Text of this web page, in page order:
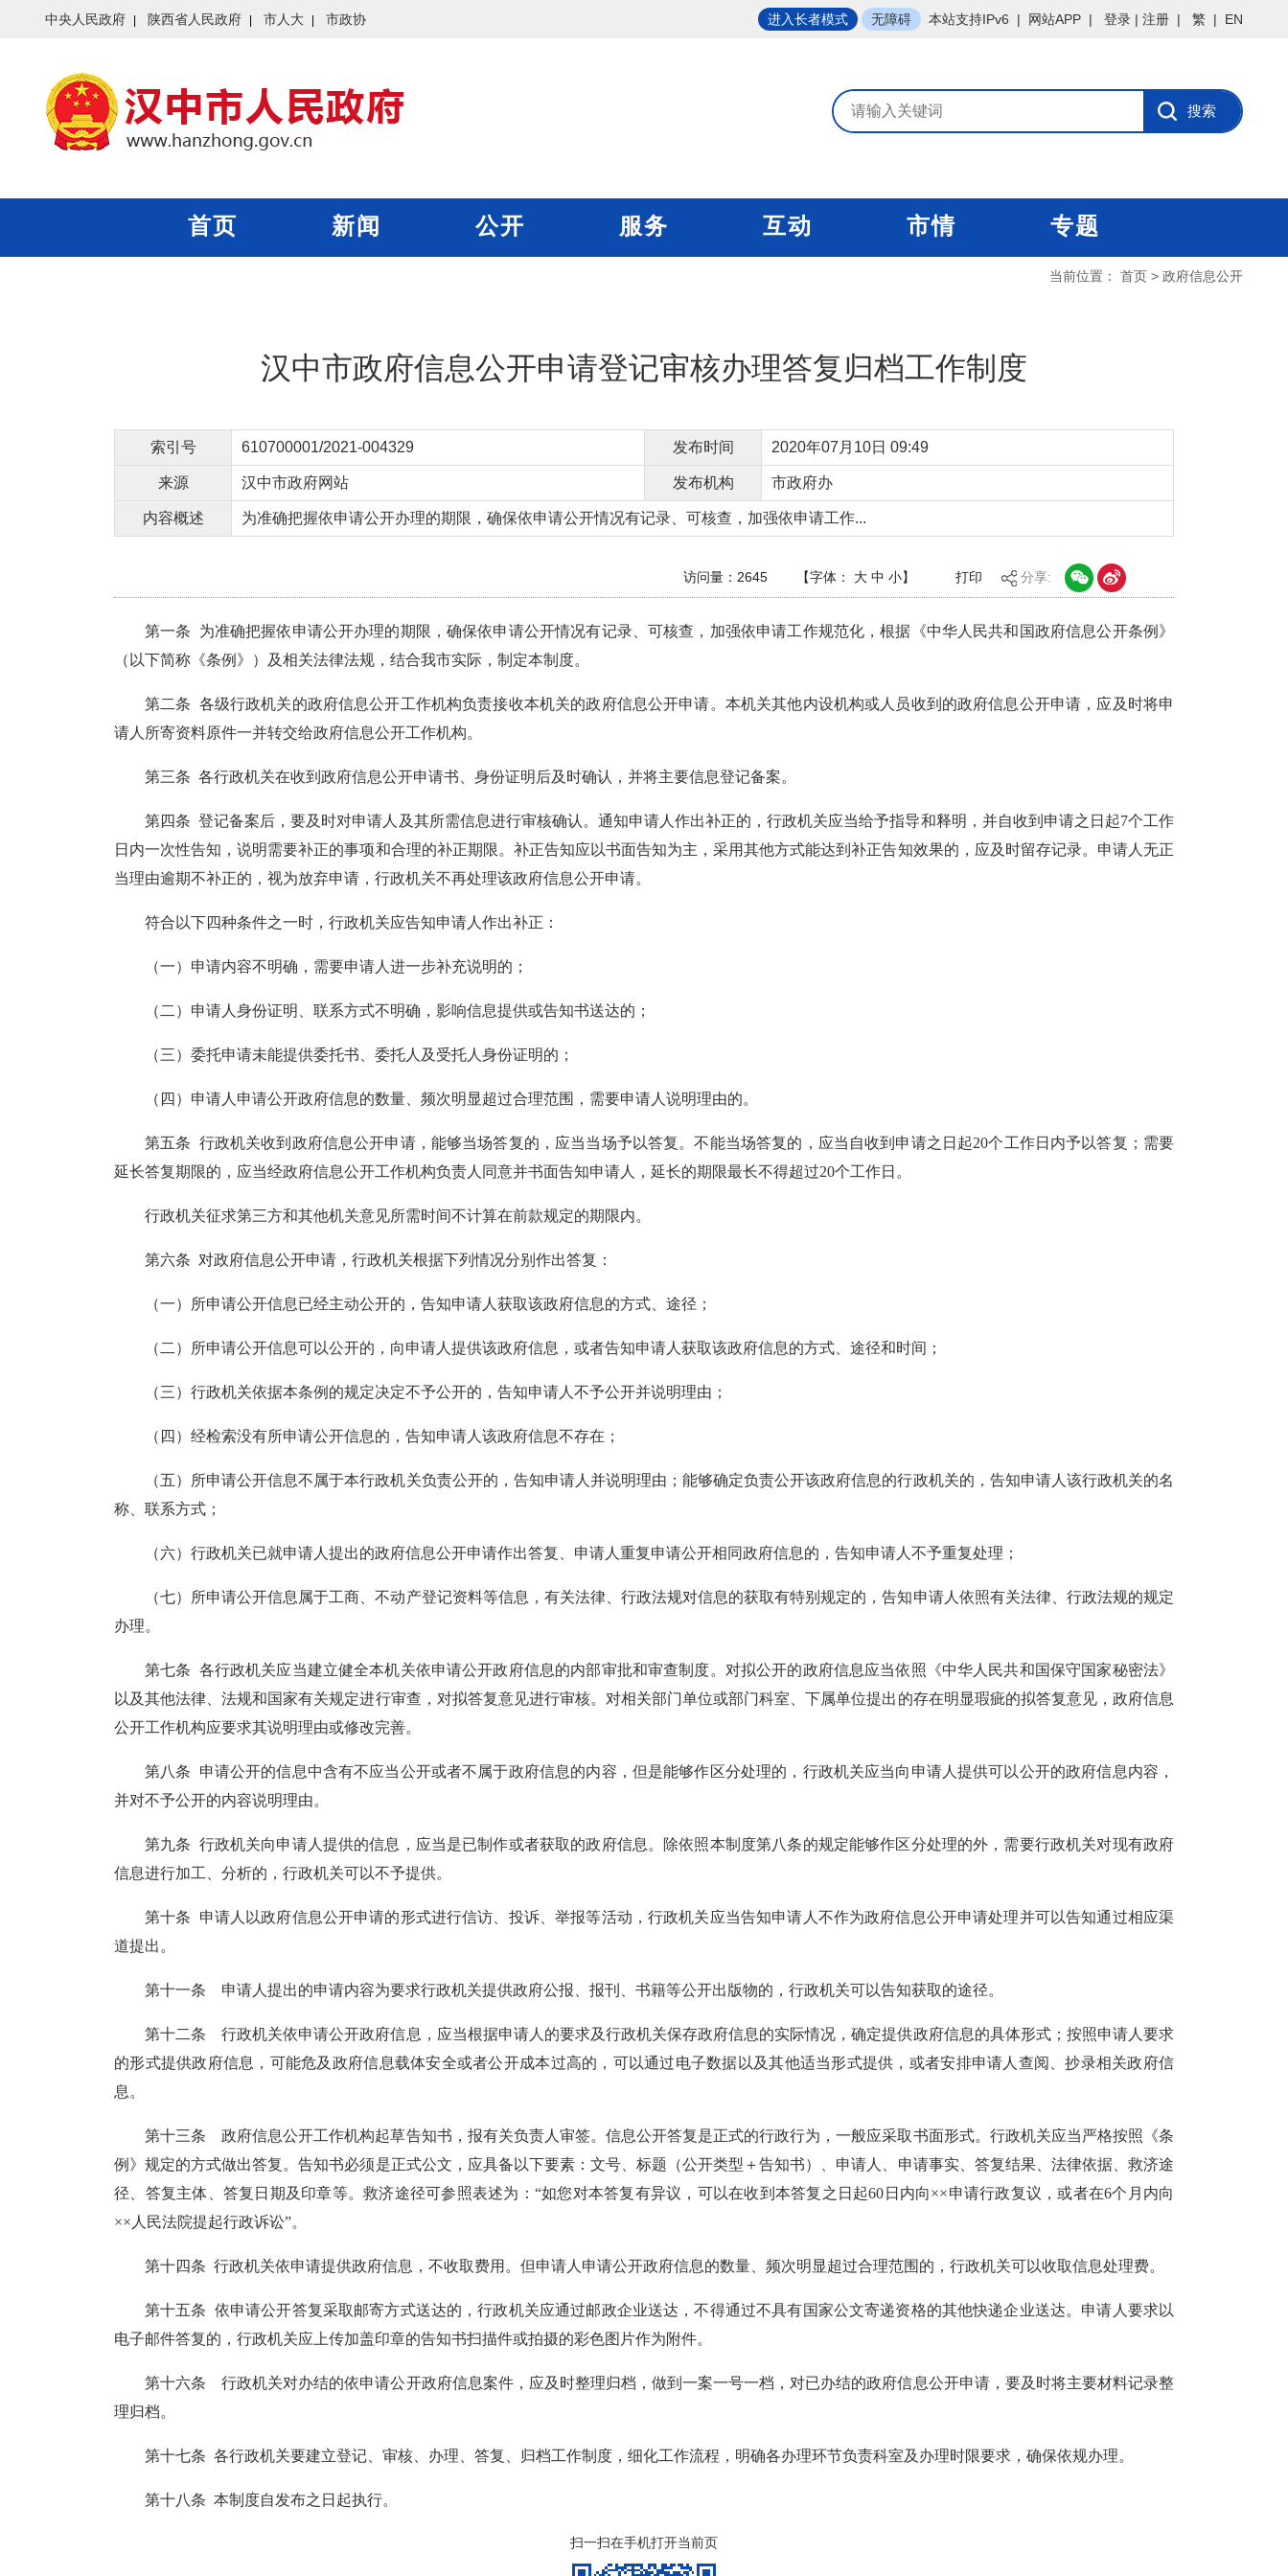
中央人民政府 陕西省人民政府 市人大 市政协 进入长者模式 无障碍 本站支持IPv6 | 网站APP | 登录 | 注册 | 繁 | EN
首页 新闻 公开 服务 互动 市情 专题
当前位置： 首页 > 政府信息公开
汉中市政府信息公开申请登记审核办理答复归档工作制度
索引号 610700001/2021-004329 发布时间 2020年07月10日 09:49
来源 汉中市政府网站 发布机构 市政府办
内容概述 为准确把握依申请公开办理的期限，确保依申请公开情况有记录、可核查，加强依申请工作...
访问量： 2645 【字体： 大 中 小】 打印 分享:
第一条
为准确把握依申请公开办理的期限，确保依申请公开情况有记录、可核查，加强依申请工作规范化，根据《中华人民共和国政府信息公开条例》
（以下简称《条例》）及相关法律法规，结合我市实际，制定本制度。
第二条 各级行政机关的政府信息公开工作机构负责接收本机关的政府信息公开申请。本机关其他内设机构或人员收到的政府信息公开申请，应及时将申
请人所寄资料原件一并转交给政府信息公开工作机构。
第三条 各行政机关在收到政府信息公开申请书、身份证明后及时确认，并将主要信息登记备案。
第四条 登记备案后，要及时对申请人及其所需信息进行审核确认。通知申请人作出补正的，行政机关应当给予指导和释明，并自收到申请之日起7个工作
日内一次性告知，说明需要补正的事项和合理的补正期限。补正告知应以书面告知为主，采用其他方式能达到补正告知效果的，应及时留存记录。申请人无正
当理由逾期不补正的，视为放弃申请，行政机关不再处理该政府信息公开申请。
符合以下四种条件之一时，行政机关应告知申请人作出补正：
（一）申请内容不明确，需要申请人进一步补充说明的；
（二）申请人身份证明、联系方式不明确，影响信息提供或告知书送达的；
（三）委托申请未能提供委托书、委托人及受托人身份证明的；
（四）申请人申请公开政府信息的数量、频次明显超过合理范围，需要申请人说明理由的。
第五条 行政机关收到政府信息公开申请，能够当场答复的，应当当场予以答复。不能当场答复的，应当自收到申请之日起20个工作日内予以答复；需要
延长答复期限的，应当经政府信息公开工作机构负责人同意并书面告知申请人，延长的期限最长不得超过20个工作日。
行政机关征求第三方和其他机关意见所需时间不计算在前款规定的期限内。
第六条 对政府信息公开申请，行政机关根据下列情况分别作出答复：
（一）所申请公开信息已经主动公开的，告知申请人获取该政府信息的方式、途径；
（二）所申请公开信息可以公开的，向申请人提供该政府信息，或者告知申请人获取该政府信息的方式、途径和时间；
（三）行政机关依据本条例的规定决定不予公开的，告知申请人不予公开并说明理由；
（四）经检索没有所申请公开信息的，告知申请人该政府信息不存在；
（五）所申请公开信息不属于本行政机关负责公开的，告知申请人并说明理由；能够确定负责公开该政府信息的行政机关的，告知申请人该行政机关的名
称、联系方式；
（六）行政机关已就申请人提出的政府信息公开申请作出答复、申请人重复申请公开相同政府信息的，告知申请人不予重复处理；
（七）所申请公开信息属于工商、不动产登记资料等信息，有关法律、行政法规对信息的获取有特别规定的，告知申请人依照有关法律、行政法规的规定
办理。
第七条 各行政机关应当建立健全本机关依申请公开政府信息的内部审批和审查制度。对拟公开的政府信息应当依照《中华人民共和国保守国家秘密法》
以及其他法律、法规和国家有关规定进行审查，对拟答复意见进行审核。对相关部门单位或部门科室、下属单位提出的存在明显瑕疵的拟答复意见，政府信息
公开工作机构应要求其说明理由或修改完善。
第八条
申请公开的信息中含有不应当公开或者不属于政府信息的内容，但是能够作区分处理的，行政机关应当向申请人提供可以公开的政府信息内容，
并对不予公开的内容说明理由。
第九条 行政机关向申请人提供的信息，应当是已制作或者获取的政府信息。除依照本制度第八条的规定能够作区分处理的外，需要行政机关对现有政府
信息进行加工、分析的，行政机关可以不予提供。
第十条
申请人以政府信息公开申请的形式进行信访、投诉、举报等活动，行政机关应当告知申请人不作为政府信息公开申请处理并可以告知通过相应渠
道提出。
第十一条 申请人提出的申请内容为要求行政机关提供政府公报、报刊、书籍等公开出版物的，行政机关可以告知获取的途径。
第十二条
行政机关依申请公开政府信息，应当根据申请人的要求及行政机关保存政府信息的实际情况，确定提供政府信息的具体形式；按照申请人要求
的形式提供政府信息，可能危及政府信息载体安全或者公开成本过高的，可以通过电子数据以及其他适当形式提供，或者安排申请人查阅、抄录相关政府信
息。
第十三条
政府信息公开工作机构起草告知书，报有关负责人审签。信息公开答复是正式的行政行为，一般应采取书面形式。行政机关应当严格按照《条
例》规定的方式做出答复。告知书必须是正式公文，应具备以下要素：文号、标题（公开类型 ＋告知书）、申请人、申请事实、答复结果、法律依据、救济途
径、答复主体、答复日期及印章等。救济途径可参照表述为： “如您对本答复有异议，可以在收到本答复之日起60 日内向××申请行政复议，或者在6个月内向
×× 人民法院提起行政诉讼”。
第十四条 行政机关依申请提供政府信息，不收取费用。但申请人申请公开政府信息的数量、频次明显超过合理范围的，行政机关可以收取信息处理费。
第十五条 依申请公开答复采取邮寄方式送达的，行政机关应通过邮政企业送达，不得通过不具有国家公文寄递资格的其他快递企业送达。申请人要求以
电子邮件答复的，行政机关应上传加盖印章的告知书扫描件或拍摄的彩色图片作为附件。
第十六条
行政机关对办结的依申请公开政府信息案件，应及时整理归档，做到一案一号一档，对已办结的政府信息公开申请，要及时将主要材料记录整
理归档。
第十七条 各行政机关要建立登记、审核、办理、答复、归档工作制度，细化工作流程，明确各办理环节负责科室及办理时限要求 ， 确保依规办理。
第十八条 本制度自发布之日起执行。
扫一扫在手机打开当前页